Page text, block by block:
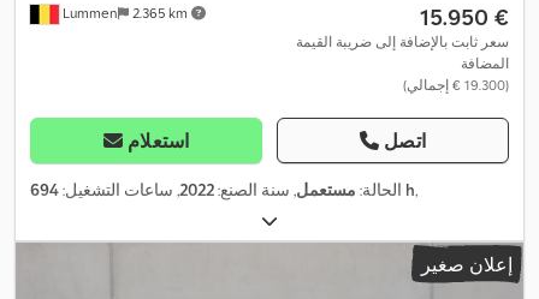
Lummen 2.365 km ‏15.950 €
سعر ثابت بالإضافة إلى ضريبة القيمة
المضافة
(‏19.300 € إجمالي)
استعلام اتصل
الحالة: مستعمل, سنة الصنع:2022, ساعات التشغيل: 694 h,
إعلان صغير